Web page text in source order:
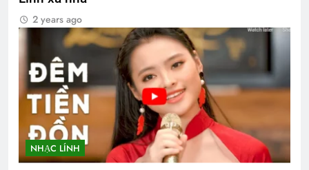
2 years ago
NHẠC LÍNH